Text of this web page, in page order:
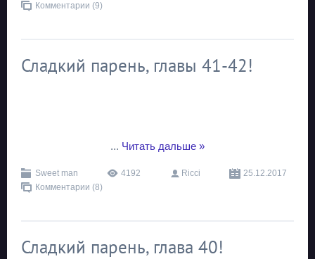
Комментарии (9)
Сладкий парень, главы 41-42!
... Читать дальше »
Sweet man 4192 Ricci
25.12.2017
Комментарии (8)
Сладкий парень, глава 40!